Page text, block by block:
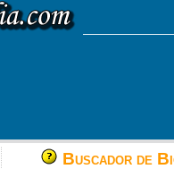
Buscador de